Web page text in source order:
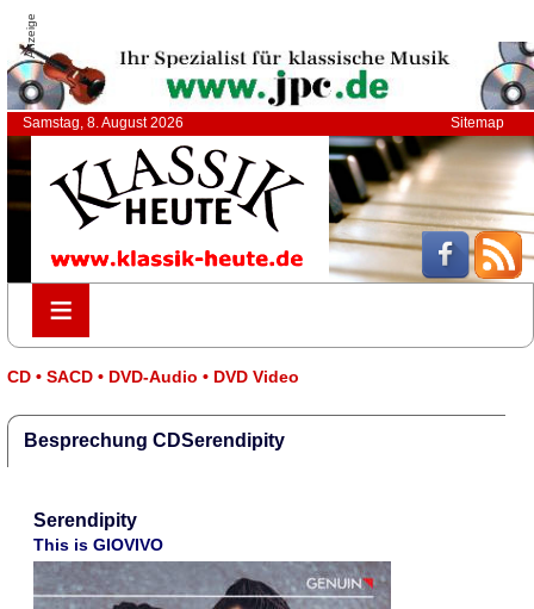
Anzeige
Samstag, 8. August 2026 Sitemap
≡
≡
CD • SACD • DVD-Audio • DVD Video
Besprechung CDSerendipity
Serendipity
This is GIOVIVO